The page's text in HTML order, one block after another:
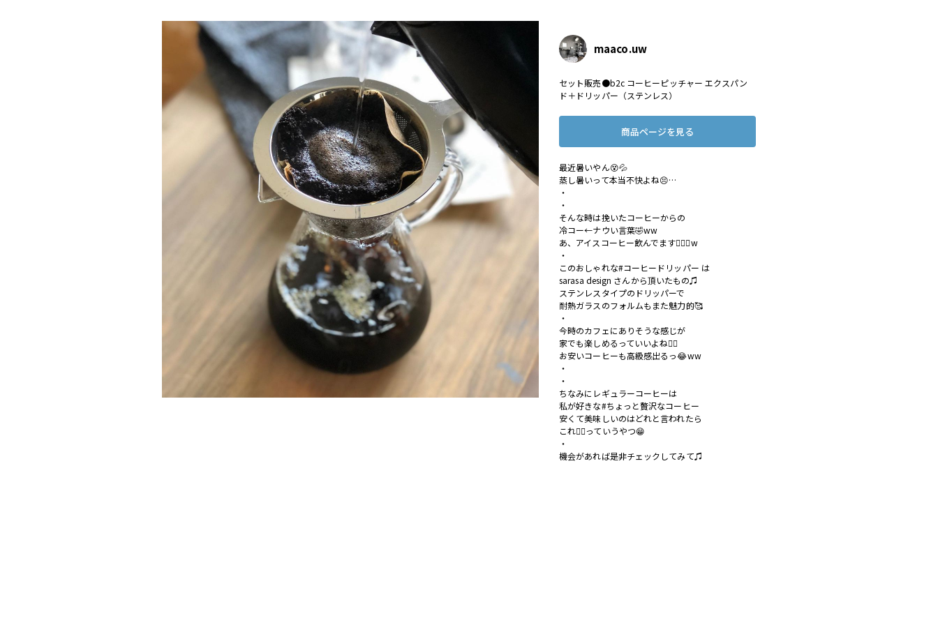
maaco.uw
セット販売●b2c コーヒーピッチャー エクスパン
ド＋ドリッパー（ステンレス）
商品ページを見る
最近暑いやん😵💦
蒸し暑いって本当不快よね😣…
・
・
そんな時は挽いたコーヒーからの
冷コー←ナウい言葉🤣ww
あ、アイスコーヒー飲んでます🙆🏻‍♀️w
・
このおしゃれな#コーヒードリッパー は
sarasa design さんから頂いたもの♫
ステンレスタイプのドリッパーで
耐熱ガラスのフォルムもまた魅力的🥰
・
今時のカフェにありそうな感じが
家でも楽しめるっていいよね👍🏻
お安いコーヒーも高級感出るっ😂ww
・
・
ちなみにレギュラーコーヒーは
私が好きな#ちょっと贅沢なコーヒー
安くて美味しいのはどれと言われたら
これ👍🏻っていうやつ😁
・
機会があれば是非チェックしてみて♫